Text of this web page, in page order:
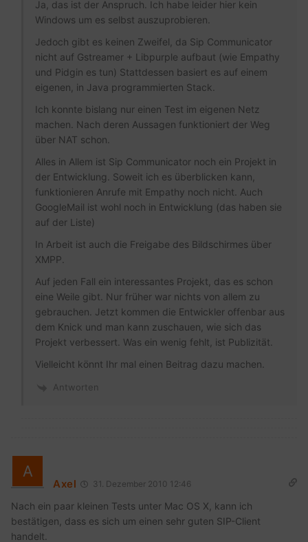
Ja, das ist der Anspruch. Ich habe leider hier kein
Windows um es selbst auszuprobieren.
Jedoch gibt es keinen Zweifel, da Sip Communicator
nicht auf Gstreamer + Libpurple aufbaut (wie Empathy
und Pidgin es tun) Stattdessen basiert es auf einem
eigenen, in Java programmierten Stack.
Ich konnte bislang nur einen Test im eigenen Netz
machen. Nach deren Aussagen funktioniert der Weg
über NAT schon.
Alles in Allem ist Sip Communicator noch ein Projekt in
der Entwicklung. Soweit ich es überblicken kann,
funktionieren Anrufe mit Empathy noch nicht. Auch
GoogleMail ist wohl noch in Entwicklung (das haben sie
auf der Liste)
In Arbeit ist auch die Freigabe des Bildschirmes über
XMPP.
Auf jeden Fall ein interessantes Projekt, das es schon
eine Weile gibt. Nur früher war nichts von allem zu
gebrauchen. Jetzt kommen die Entwickler offenbar aus
dem Knick und man kann zuschauen, wie sich das
Projekt verbessert. Was ein wenig fehlt, ist Publizität.
Vielleicht könnt Ihr mal einen Beitrag dazu machen.
Antworten
Axel 31. Dezember 2010 12:46
Nach ein paar kleinen Tests unter Mac OS X, kann ich
bestätigen, dass es sich um einen sehr guten SIP-Client
handelt.